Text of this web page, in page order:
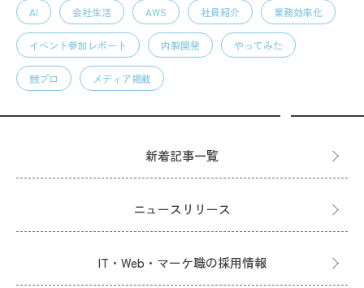
AI 会社生活 AWS 社員紹介 業務効率化
イベント参加レポート 内製開発 やってみた
競プロ メディア掲載
新着記事一覧
ニュースリリース
IT・Web・マーケ職の採用情報